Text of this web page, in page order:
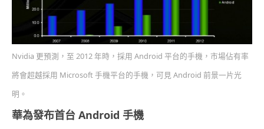
Nvidia 更預測，至 2012 年時，採用 Android 平台的手機，市場佔有率
將會超越採用 Microsoft 手機平台的手機，可見 Android 前景一片光
明。
華為發布首台 Android 手機